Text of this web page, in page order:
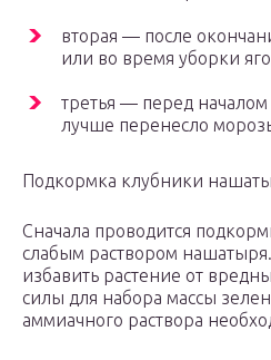
вторая — после
или во время уборки
третья — перед
лучше перенесло
Подкормка клубники
Сначала проводится
слабым раствором
избавить растение от
силы для набора массы
аммиачного раствора